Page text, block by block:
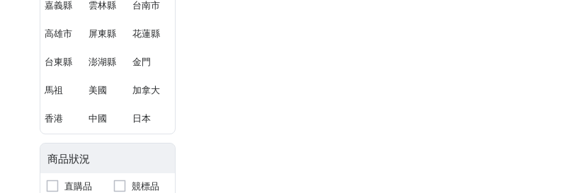
嘉義縣 雲林縣 台南市
高雄市 屏東縣 花蓮縣
台東縣 澎湖縣 金門
馬祖 美國 加拿大
香港 中國 日本
商品狀況
直購品
競標品